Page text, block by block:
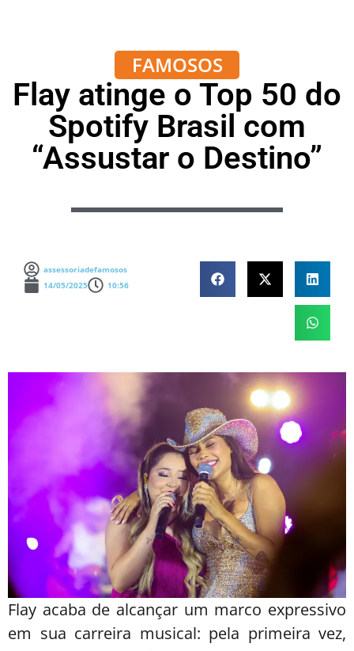
FAMOSOS
Flay atinge o Top 50 do
Spotify Brasil com
“Assustar o Destino”
assessoriadefamosos
14/05/2025
10:56
Flay acaba de alcançar um marco expressivo
em sua carreira musical: pela primeira vez,